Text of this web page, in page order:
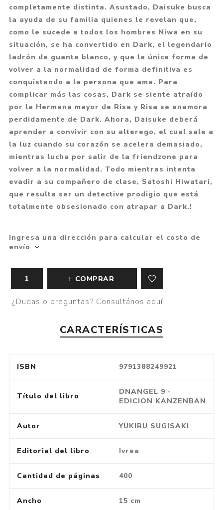
completamente distinta. Asustado, Daisuke busca
la ayuda de su familia quienes le revelan que,
como le sucede a todos los hombres Niwa en su
situación, se ha convertido en Dark, el legendario
ladrón de guante blanco, y que la única forma de
volver a la normalidad de forma definitiva es
conquistando a la persona que ama. Para
complicar más las cosas, Dark se siente atraído
por la Hermana mayor de Risa y Risa se enamora
perdidamente de Dark. Ahora, Daisuke deberá
aprender a convivir con su alterego, el cual sale a
la luz cuando su corazón se acelera demasiado,
mientras lucha por salir de la friendzone para
volver a la normalidad. Todo mientras intenta
evadir a su compañero de clase, Satoshi Hiwatari,
que resulta ser un detective prodigio que está
totalmente obsesionado con atrapar a Dark.!
Ingresa una dirección para calcular el costo de
envío
COMPRAR
¿Dudas o preguntas? Consultános aquí
CARACTERÍSTICAS
ISBN 9791388249921
Título del libro
DNANGEL 9 -
EDICION KANZENBAN
Autor YUKIRU SUGISAKI
Editorial del libro Ivrea
Cantidad de páginas 400
Ancho 15 cm